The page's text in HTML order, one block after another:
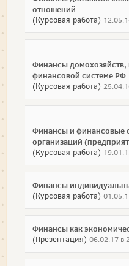
отношений
(Курсовая работа)
Финансы домохозяйств,
финансовой системе РФ
(Курсовая работа)
Финансы и финансовые
организаций
(Курсовая работа)
Финансы
(Курсовая работа)
Финансы как
(Презентация) 06.02.17 в